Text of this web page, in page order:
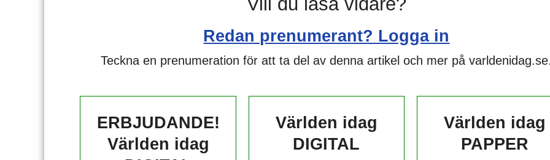
Redan prenumerant? Logga in
Teckna en prenumeration för att ta del av denna artikel och mer på
ERBJUDANDE!
Världen idag
Världen idag
DIGITAL
Världen idag
PAPPER